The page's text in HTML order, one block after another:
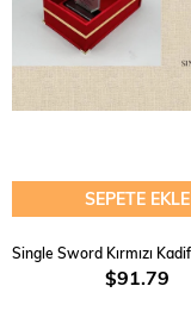
SEPETE EKLE
$91.79